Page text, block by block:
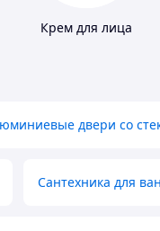
Крем для лица
двери со
Сантехника для